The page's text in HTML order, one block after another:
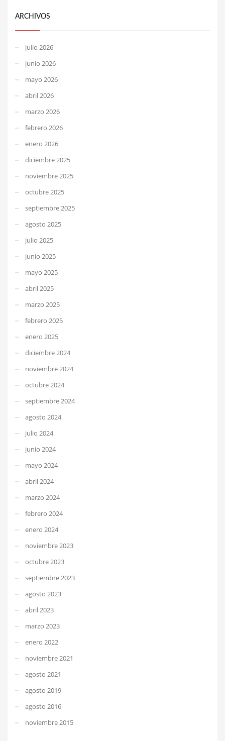
ARCHIVOS
julio 2026
junio 2026
mayo 2026
abril 2026
marzo 2026
febrero 2026
enero 2026
diciembre 2025
noviembre 2025
octubre 2025
septiembre 2025
agosto 2025
julio 2025
junio 2025
mayo 2025
abril 2025
marzo 2025
febrero 2025
enero 2025
diciembre 2024
noviembre 2024
octubre 2024
septiembre 2024
agosto 2024
julio 2024
junio 2024
mayo 2024
abril 2024
marzo 2024
febrero 2024
enero 2024
noviembre 2023
octubre 2023
septiembre 2023
agosto 2023
abril 2023
marzo 2023
enero 2022
noviembre 2021
agosto 2021
agosto 2019
agosto 2016
noviembre 2015